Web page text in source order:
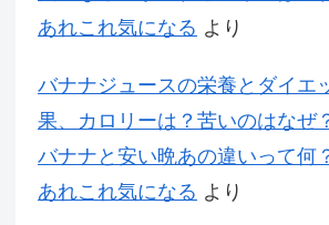
あれこれ気になる より
バナナジュースの栄養とダイエ
果、カロリーは？苦いのはなぜ
バナナと安い晩あの違いって何
あれこれ気になる より